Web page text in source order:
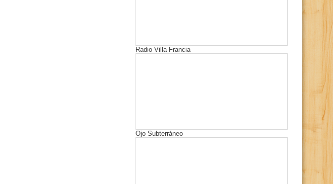
Radio Villa Francia
Ojo Subterráneo